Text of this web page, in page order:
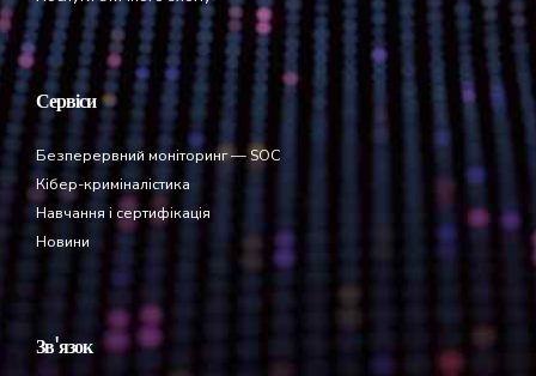
Сервіси
Безперервний моніторинг — SOC
Кібер-криміналістика
Навчання і сертифікація
Новини
Зв'язок